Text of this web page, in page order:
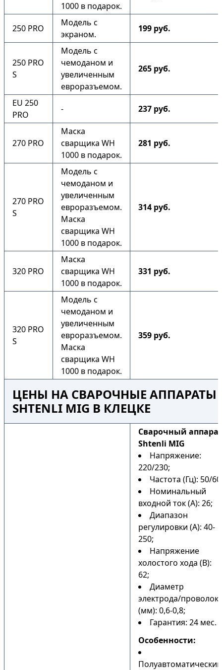
1000 в подарок.
250 PRO
Модель с
экраном.
199 руб.
250 PRO
S
Модель с
чемоданом и
увеличенным
евроразъемом.
265 руб.
EU 250
PRO
- 237 руб.
270 PRO
Маска
сварщика WH
1000 в подарок.
281 руб.
270 PRO
S
Модель с
чемоданом и
увеличенным
евроразъемом.
Маска
сварщика WH
1000 в подарок.
314 руб.
320 PRO
Маска
сварщика WH
1000 в подарок.
331 руб.
320 PRO
S
Модель с
чемоданом и
увеличенным
евроразъемом.
Маска
сварщика WH
1000 в подарок.
359 руб.
ЦЕНЫ НА СВАРОЧНЫЕ АППАРАТЫ
SHTENLI MIG В КЛЕЦКЕ
Сварочный
Shtenli MIG
Напряжение:
220/230;
Частота (Гц): 50/
Номинальный
входной ток (А): 26;
Диапазон
регулировки (А): 40-
250;
Напряжение
холостого хода (В):
62;
Диаметр
электрода/
(мм): 0,6-0,8;
Гарантия: 24 мес.
Особенности:
Полуавтоматический